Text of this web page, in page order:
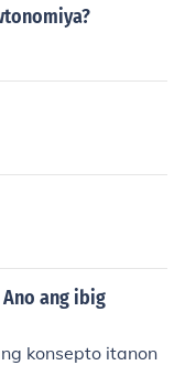
ang ibig
konsepto itanon